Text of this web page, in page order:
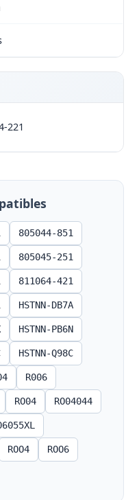
221
805044-851
805045-251
811064-421
HSTNN-DB7A
HSTNN-PB6N
HSTNN-Q98C
R006
RO04 RO04044
ROO4 ROO6